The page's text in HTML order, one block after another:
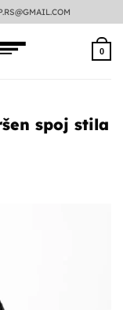
0
spoj stila